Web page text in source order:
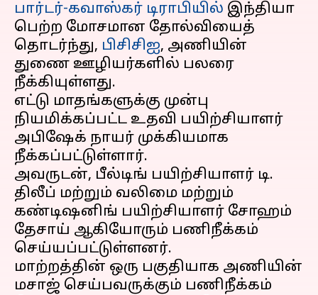
பார்டர்-கவாஸ்கர் டிராபியில் இந்தியா
பெற்ற மோசமான தோல்வியைத்
தொடர்ந்து, பிசிசிஐ, அணியின்
துணை ஊழியர்களில் பலரை
நீக்கியுள்ளது.
எட்டு மாதங்களுக்கு முன்பு
நியமிக்கப்பட்ட உதவி பயிற்சியாளர்
அபிஷேக் நாயர் முக்கியமாக
நீக்கப்பட்டுள்ளார்.
அவருடன், பீல்டிங் பயிற்சியாளர் டி.
திலீப் மற்றும் வலிமை மற்றும்
கண்டிஷனிங் பயிற்சியாளர் சோஹம்
தேசாய் ஆகியோரும் பணிநீக்கம்
செய்யப்பட்டுள்ளனர்.
மாற்றத்தின் ஒரு பகுதியாக அணியின்
மசாஜ் செய்பவருக்கும் பணிநீக்கம்